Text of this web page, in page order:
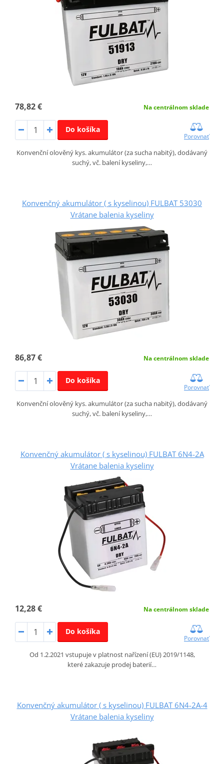
78,82 € Na centrálnom sklade
Do košíka
Porovnať
Konvenční olověný kys. akumulátor (za sucha nabitý), dodávaný
suchý, vč. balení kyseliny,…
Konvenčný akumulátor ( s kyselinou) FULBAT 53030
Vrátane balenia kyseliny
86,87 € Na centrálnom sklade
Do košíka
Porovnať
Konvenční olověný kys. akumulátor (za sucha nabitý), dodávaný
suchý, vč. balení kyseliny,…
Konvenčný akumulátor ( s kyselinou) FULBAT 6N4-2A
Vrátane balenia kyseliny
12,28 € Na centrálnom sklade
Do košíka
Porovnať
Od 1.2.2021 vstupuje v platnost nařízení (EU) 2019/1148,
které zakazuje prodej baterií…
Konvenčný akumulátor ( s kyselinou) FULBAT 6N4-2A-4
Vrátane balenia kyseliny